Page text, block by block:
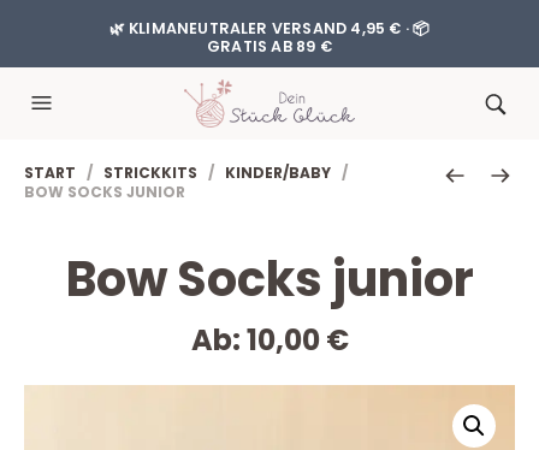
🌿 KLIMANEUTRALER VERSAND 4,95 € · 📦
GRATIS AB 89 €
START / STRICKKITS / KINDER/BABY /
BOW SOCKS JUNIOR
Bow Socks junior
Ab:10,00€